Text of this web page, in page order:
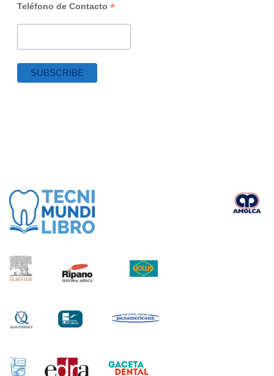
Teléfono de Contacto *